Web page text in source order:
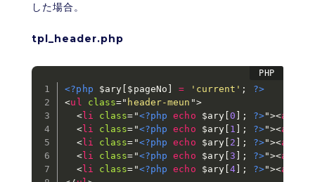
した場合。
tpl_header.php
<?php $ary $pageNo = 'current' ;
?>
<ul class=" header-meun ">
<li class= "<?php echo $ary [0 ; ?>"><a
<li class= "<?php echo $ary 1 ; ?>"><a
<li class= "<?php echo $ary 2 ; ?>"><a
<li class= "<?php echo $ary [3 ; ?>"><a
<li class= "<?php echo $ary [4 ; ?>"><a